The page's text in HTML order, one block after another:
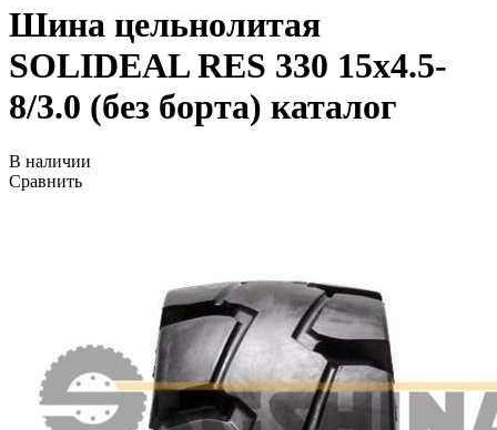
Шина цельнолитая
SOLIDEAL RES 330 15x4.5-
8/3.0 (без борта) каталог
В наличии
Сравнить